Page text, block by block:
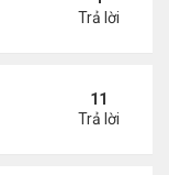
Trả lời
thuế $32 triệu
11
Trả lời